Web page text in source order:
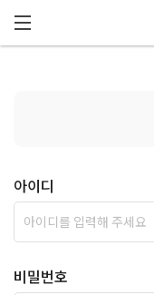
아이디
비밀번호